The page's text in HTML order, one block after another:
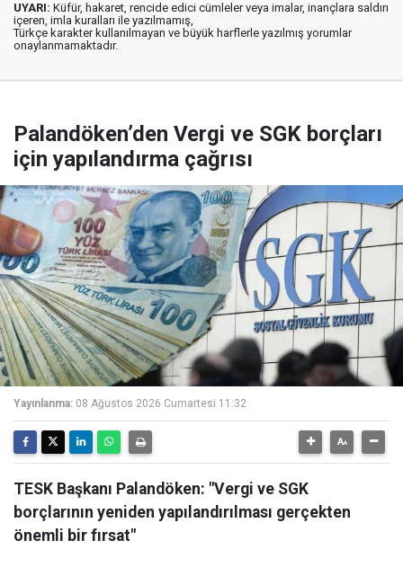
UYARI: Küfür, hakaret, rencide edici cümleler veya imalar, inançlara saldırı
içeren, imla kuralları ile yazılmamış,
Türkçe karakter kullanılmayan ve büyük harflerle yazılmış yorumlar
onaylanmamaktadır.
Palandöken’den Vergi ve SGK borçları
için yapılandırma çağrısı
Yayınlanma: 08 Ağustos 2026 Cumartesi 11:32
TESK Başkanı Palandöken: "Vergi ve SGK
borçlarının yeniden yapılandırılması gerçekten
önemli bir fırsat"